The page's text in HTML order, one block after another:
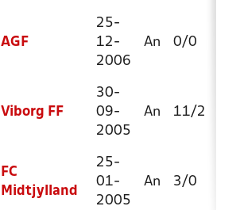
AGF
25-
12-
2006
An 0/0
Viborg FF
30-
09-
2005
An 11/2
FC
Midtjylland
25-
01-
2005
An 3/0